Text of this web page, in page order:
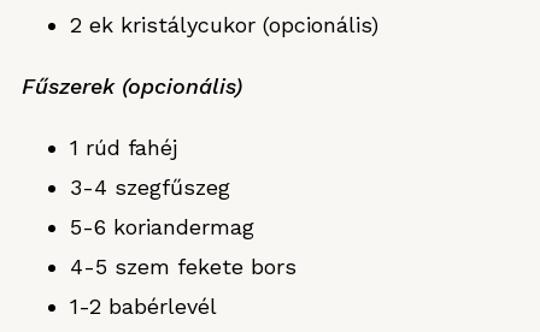
2 ek kristálycukor (opcionális)
Fűszerek (opcionális)
1 rúd fahéj
3-4 szegfűszeg
5-6 koriandermag
4-5 szem fekete bors
1-2 babérlevél